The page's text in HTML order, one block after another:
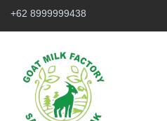
+62 8999999438